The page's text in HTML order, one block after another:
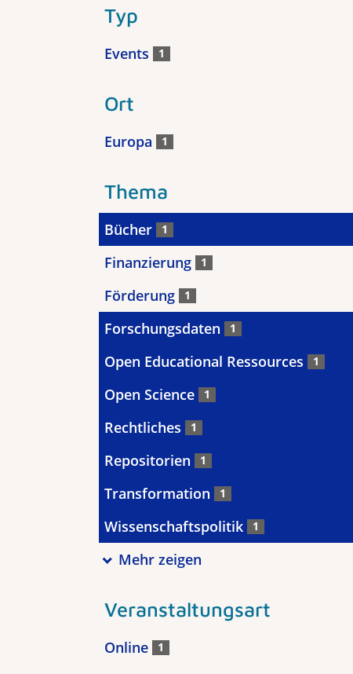
Typ
Events 1
Ort
Europa 1
Thema
Bücher 1
Finanzierung 1
Förderung 1
Forschungsdaten 1
Open Educational Ressources 1
Open Science 1
Rechtliches 1
Repositorien 1
Transformation 1
Wissenschaftspolitik 1
Mehr zeigen
Veranstaltungsart
Online 1